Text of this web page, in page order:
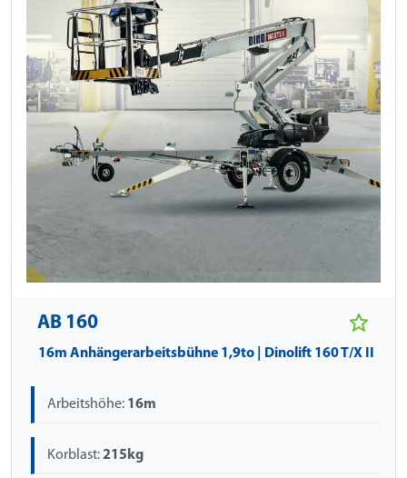
AB 160
16m Anhängerarbeitsbühne 1,9to | Dinolift 160 T/X II
Arbeitshöhe: 16m
Korblast:215kg